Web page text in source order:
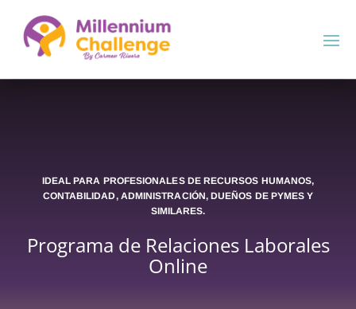
IDEAL PARA PROFESIONALES DE RECURSOS HUMANOS,
CONTABILIDAD, ADMINISTRACIÓN, DUEÑOS DE PYMES Y
SIMILARES.
Programa de Relaciones Laborales
Online